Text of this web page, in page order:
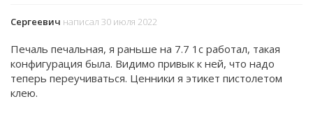
Сергеевич написал 30 июля 2022
Печаль печальная, я раньше на 7.7 1с работал, такая
конфигурация была. Видимо привык к ней, что надо
теперь переучиваться. Ценники я этикет пистолетом
клею.